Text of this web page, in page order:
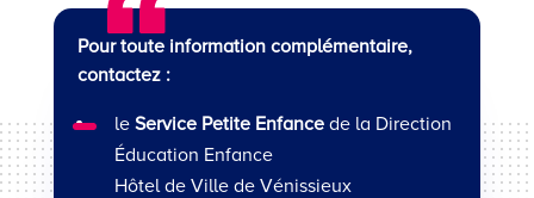
Pour toute information complémentaire,
contactez :
le Service Petite Enfancede la Direction
Éducation Enfance
Hôtel de Ville de Vénissieux